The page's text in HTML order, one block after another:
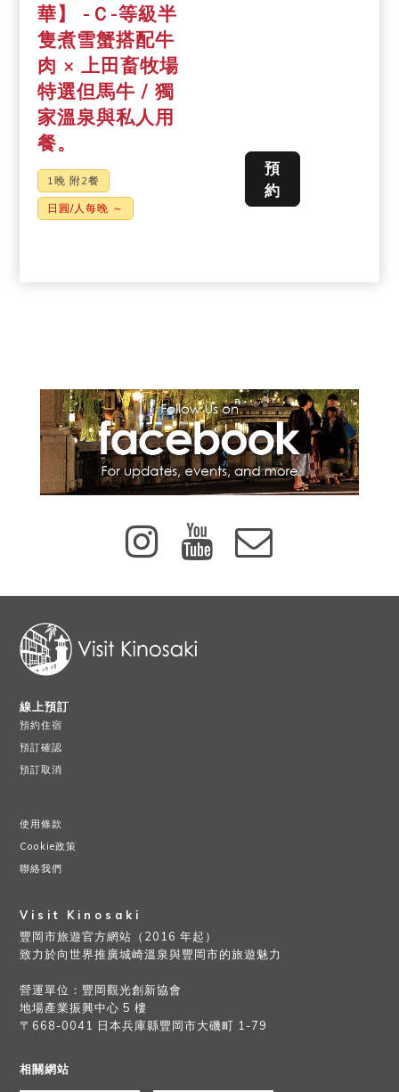
華】 -Ｃ-等級半
隻煮雪蟹搭配牛
肉 × 上田畜牧場
特選但馬牛 / 獨
家溫泉與私人用
餐。
1晚 附2餐
日圓/人每晚 ～
預
約
線上預訂
預約住宿
預訂確認
預訂取消
使用條款
Cookie政策
聯絡我們
Visit Kinosaki
豐岡市旅遊官方網站（2016 年起）
致力於向世界推廣城崎溫泉與豐岡市的旅遊魅力
營運單位：豐岡觀光創新協會
地場產業振興中心 5 樓
〒668-0041 日本兵庫縣豐岡市大磯町 1-79
相關網站